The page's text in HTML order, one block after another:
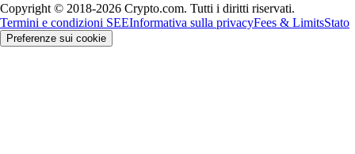
Copyright © 2018-2026 Crypto.com. Tutti i diritti riservati.
Termini e condizioni SEEInformativa sulla privacyFees & LimitsStato
Preferenze sui cookie